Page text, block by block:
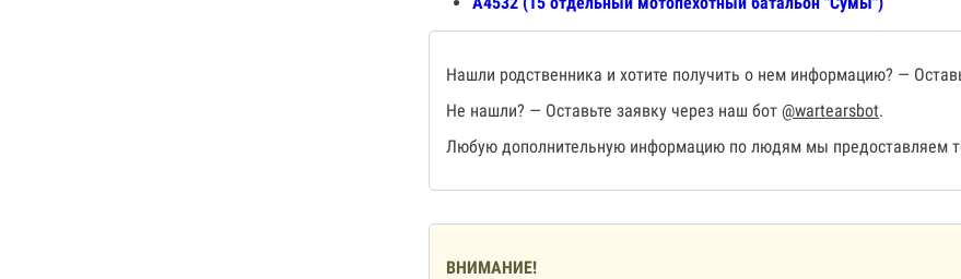
Нашли родственника и хотите получить о нем информацию? —
Не нашли? — Оставьте заявку через наш бот @wartearsbot.
Любую дополнительную информацию по людям мы предоставляем
ВНИМАНИЕ!